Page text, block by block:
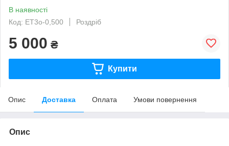
В наявності
Код: ET3o-0,500
Роздріб
5 000 ₴
Купити
Опис Доставка Оплата Умови повернення
Опис